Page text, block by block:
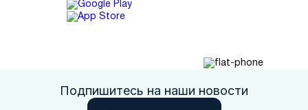
Подпишитесь на наши новости